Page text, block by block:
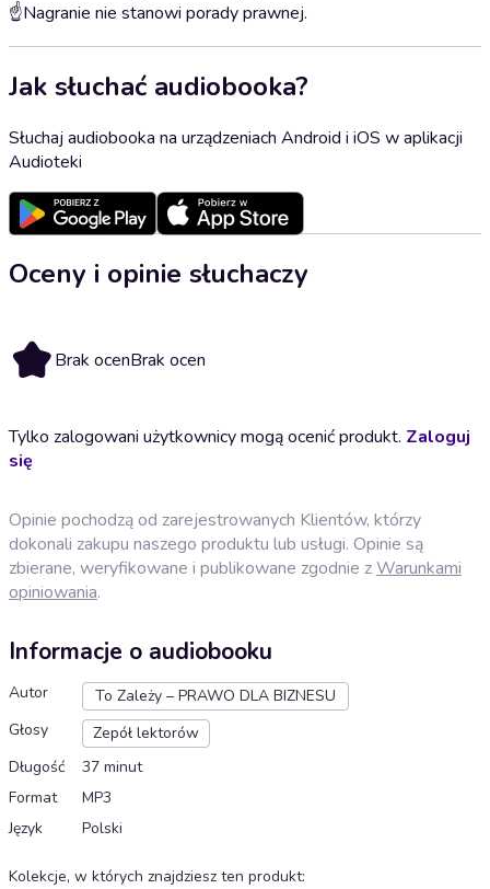
☝️Nagranie nie stanowi porady prawnej.
Jak słuchać audiobooka?
Słuchaj audiobooka na urządzeniach Android i iOS w aplikacji
Audioteki
Oceny i opinie słuchaczy
Brak ocenBrak ocen
Tylko zalogowani użytkownicy mogą ocenić produkt. Zaloguj
się
Opinie pochodzą od zarejestrowanych Klientów, którzy
dokonali zakupu naszego produktu lub usługi. Opinie są
zbierane, weryfikowane i publikowane zgodnie zWarunkami
opiniowania.
Informacje o audiobooku
Autor
To Zależy – PRAWO DLA BIZNESU
Głosy
Zepół lektorów
Długość
37 minut
Format
MP3
Język
Polski
Kolekcje, w których znajdziesz ten produkt: